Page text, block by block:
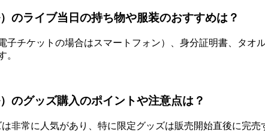
のライブ当日の持ち物や服装のおすすめは？
チケットの場合はスマートフォン）、身分証明書、タオ
。
のグッズ購入のポイントや注意点は？
非常に人気があり、特に限定グッズは販売開始直後に完売